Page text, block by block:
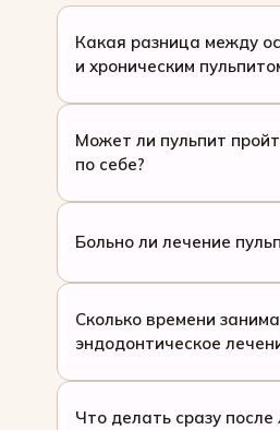
Какая разница между
и хроническим
Может ли пульпит
по себе?
Больно ли лечение
Сколько времени
эндодонтическое
Что делать сразу после